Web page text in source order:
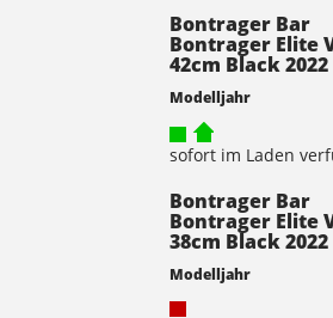
Bontrager Bar
Bontrager Elite
42cm Black 2022
Modelljahr
sofort im Laden
Bontrager Bar
Bontrager Elite
38cm Black 2022
Modelljahr